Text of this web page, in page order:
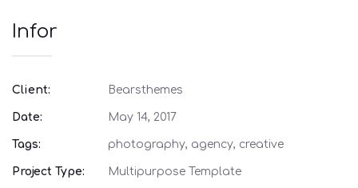
Infor
Client: Bearsthemes
Date: May 14, 2017
Tags: photography, agency, creative
Project Type: Multipurpose Template